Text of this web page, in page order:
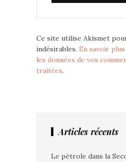
Ce site utilise Akismet
indésirables. En savoir
les données de vos
traitées.
Articles récents
Le pétrole dans la